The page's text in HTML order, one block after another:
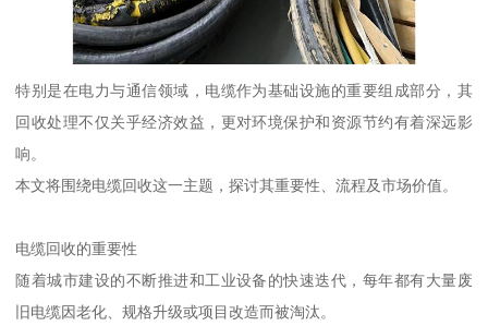
特别是在电力与通信领域，电缆作为基础设施的重要组成部分，其
回收处理不仅关乎经济效益，更对环境保护和资源节约有着深远影
响。
本文将围绕电缆回收这一主题，探讨其重要性、流程及市场价值。
电缆回收的重要性
随着城市建设的不断推进和工业设备的快速迭代，每年都有大量废
旧电缆因老化、规格升级或项目改造而被淘汰。